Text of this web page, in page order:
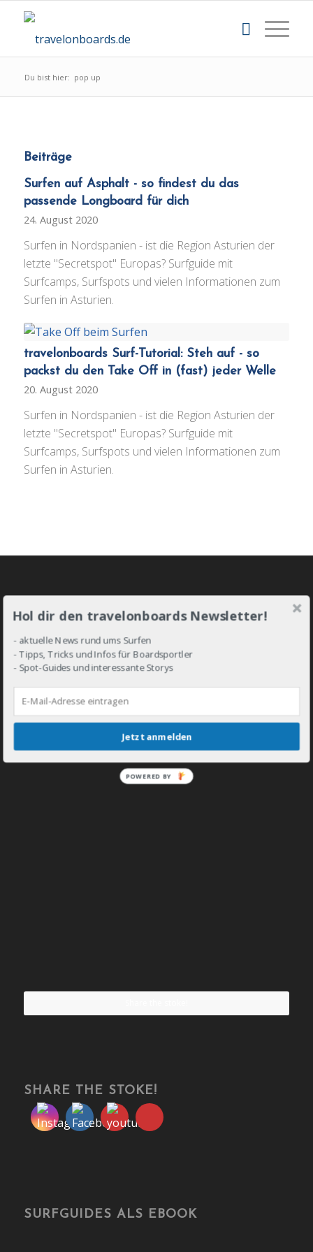
Du bist hier: pop up
Beiträge
Surfen auf Asphalt - so findest du das
passende Longboard für dich
24. August 2020
Surfen in Nordspanien - ist die Region Asturien der
letzte "Secretspot" Europas? Surfguide mit
Surfcamps, Surfspots und vielen Informationen zum
Surfen in Asturien.
travelonboards Surf-Tutorial: Steh auf - so
packst du den Take Off in (fast) jeder Welle
20. August 2020
Surfen in Nordspanien - ist die Region Asturien der
letzte "Secretspot" Europas? Surfguide mit
Surfcamps, Surfspots und vielen Informationen zum
Surfen in Asturien.
DROP IN!
SHARE THE STOKE!
SURFGUIDES ALS EBOOK
Hol dir den travelonboards Newsletter!
- aktuelle News rund ums Surfen
- Tipps, Tricks und Infos für Boardsportler
- Spot-Guides und interessante Storys
Jetzt anmelden
POWERED BY